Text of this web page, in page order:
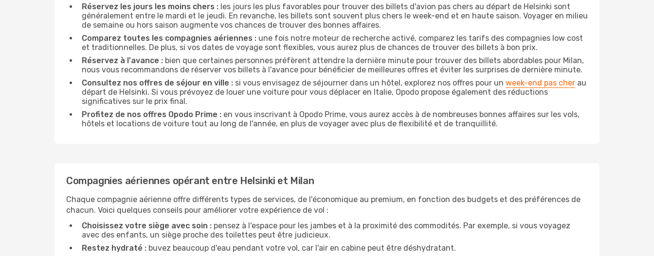
Réservez les jours les moins chers : les jours les plus favorables pour trouver des billets d'avion pas chers au départ de Helsinki sont
généralement entre le mardi et le jeudi. En revanche, les billets sont souvent plus chers le week-end et en haute saison. Voyager en milieu
de semaine ou hors saison augmente vos chances de trouver des bonnes affaires.
Comparez toutes les compagnies aériennes : une fois notre moteur de recherche activé, comparez les tarifs des compagnies low cost
et traditionnelles. De plus, si vos dates de voyage sont flexibles, vous aurez plus de chances de trouver des billets à bon prix.
Réservez à l'avance : bien que certaines personnes préfèrent attendre la dernière minute pour trouver des billets abordables pour Milan,
nous vous recommandons de réserver vos billets à l'avance pour bénéficier de meilleures offres et éviter les surprises de dernière minute.
Consultez nos offres de séjour en ville : si vous envisagez de séjourner dans un hôtel, explorez nos offres pour un week-end pas cher au
départ de Helsinki. Si vous prévoyez de louer une voiture pour vous déplacer en Italie, Opodo propose également des réductions
significatives sur le prix final.
Profitez de nos offres Opodo Prime : en vous inscrivant à Opodo Prime, vous aurez accès à de nombreuses bonnes affaires sur les vols,
hôtels et locations de voiture tout au long de l'année, en plus de voyager avec plus de flexibilité et de tranquillité.
Compagnies aériennes opérant entre Helsinki et Milan
Chaque compagnie aérienne offre différents types de services, de l'économique au premium, en fonction des budgets et des préférences de
chacun. Voici quelques conseils pour améliorer votre expérience de vol :
Choisissez votre siège avec soin : pensez à l'espace pour les jambes et à la proximité des commodités. Par exemple, si vous voyagez
avec des enfants, un siège proche des toilettes peut être judicieux.
Restez hydraté : buvez beaucoup d'eau pendant votre vol, car l'air en cabine peut être déshydratant.